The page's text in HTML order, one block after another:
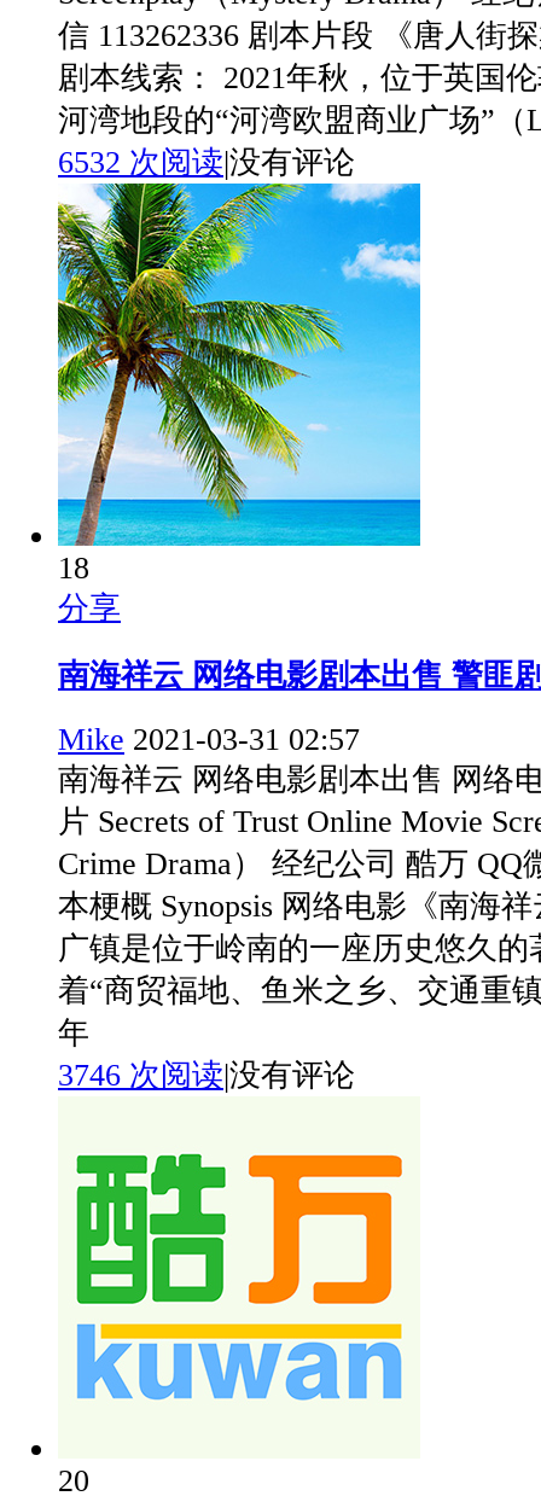
信 113262336 剧本片段 《唐人街
剧本线索： 2021年秋，位于英国
河湾地段的“河湾欧盟商业广场”（
6532 次阅读|没有评论
18
分享
南海祥云 网络电影剧本出售 警匪
Mike 2021-03-31 02:57
南海祥云 网络电影剧本出售 网络
片 Secrets of Trust Online Movie
Crime Drama） 经纪公司 酷万 QQ
本梗概 Synopsis 网络电影《南海
广镇是位于岭南的一座历史悠久的
着“商贸福地、鱼米之乡、交通重
年
3746 次阅读|没有评论
20